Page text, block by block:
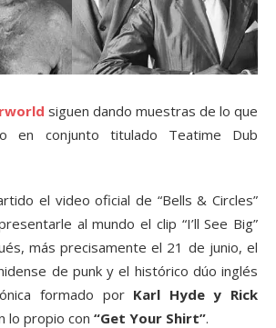
siguen dando muestras de lo que
en conjunto titulado Teatime Dub
el video oficial de “Bells & Circles”
al mundo el clip “I’ll See Big”
más precisamente el 21 de junio, el
de punk y el histórico dúo inglés
formado por Karl Hyde y Rick
lo propio con “Get Your Shirt”.